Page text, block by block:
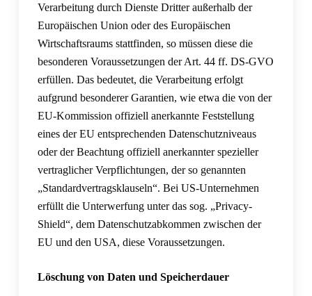
Verarbeitung durch Dienste Dritter außerhalb der
Europäischen Union oder des Europäischen
Wirtschaftsraums stattfinden, so müssen diese die
besonderen Voraussetzungen der Art. 44 ff. DS-GVO
erfüllen. Das bedeutet, die Verarbeitung erfolgt
aufgrund besonderer Garantien, wie etwa die von der
EU-Kommission offiziell anerkannte Feststellung
eines der EU entsprechenden Datenschutzniveaus
oder der Beachtung offiziell anerkannter spezieller
vertraglicher Verpflichtungen, der so genannten
„Standardvertragsklauseln“. Bei US-Unternehmen
erfüllt die Unterwerfung unter das sog. „Privacy-
Shield“, dem Datenschutzabkommen zwischen der
EU und den USA, diese Voraussetzungen.
Löschung von Daten und Speicherdauer